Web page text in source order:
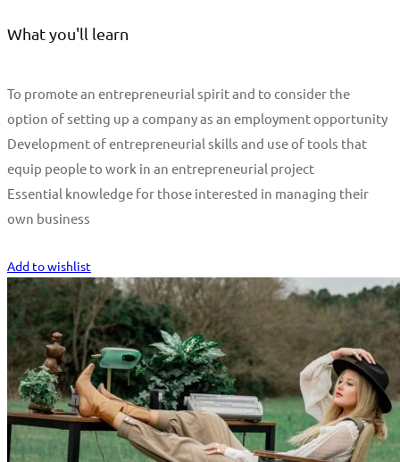
What you'll learn
To promote an entrepreneurial spirit and to consider the
option of setting up a company as an employment opportunity
Development of entrepreneurial skills and use of tools that
equip people to work in an entrepreneurial project
Essential knowledge for those interested in managing their
own business
Add to wishlist